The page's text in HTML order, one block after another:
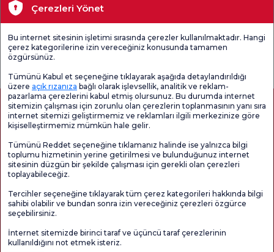
Tıbbi Birimler
Genel
Memnuniyet
Sayfa içeriği sadece bilgilendirme amaçlıdır. Tanı ve tedavi için mutlaka
doktorunuza başvurunuz.
@2026 Grup Florence Nightingale Hastaneleri
Çerezleri Yönet
Bu internet sitesinin işletimi sırasında çerezler kullanılmaktadır. Hangi
çerez kategorilerine izin vereceğiniz konusunda tamamen
özgürsünüz.
Tümünü Kabul et seçeneğine tıklayarak aşağıda detaylandırıldığı
üzere açık rızanıza bağlı olarak işlevsellik, analitik ve reklam-
pazarlama çerezlerini kabul etmiş olursunuz. Bu durumda internet
sitemizin çalışması için zorunlu olan çerezlerin toplanmasının yanı sıra
internet sitemizi geliştirmemiz ve reklamları ilgili merkezinize göre
kişiselleştirmemiz mümkün hale gelir.
Tümünü Reddet seçeneğine tıklamanız halinde ise yalnızca bilgi
toplumu hizmetinin yerine getirilmesi ve bulunduğunuz internet
sitesinin düzgün bir şekilde çalışması için gerekli olan çerezleri
toplayabileceğiz.
Tercihler seçeneğine tıklayarak tüm çerez kategorileri hakkında bilgi
sahibi olabilir ve bundan sonra izin vereceğiniz çerezleri özgürce
seçebilirsiniz.
İnternet sitemizde birinci taraf ve üçüncü taraf çerezlerinin
kullanıldığını not etmek isteriz.